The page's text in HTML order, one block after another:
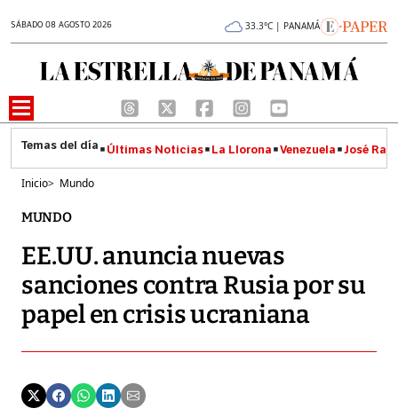
SÁBADO 08 AGOSTO 2026 33.3°C | PANAMÁ
Últimas Noticias La Llorona Venezuela José
Inicio> Mundo
MUNDO
EE.UU. anuncia nuevas
sanciones contra Rusia por su
papel en crisis ucraniana